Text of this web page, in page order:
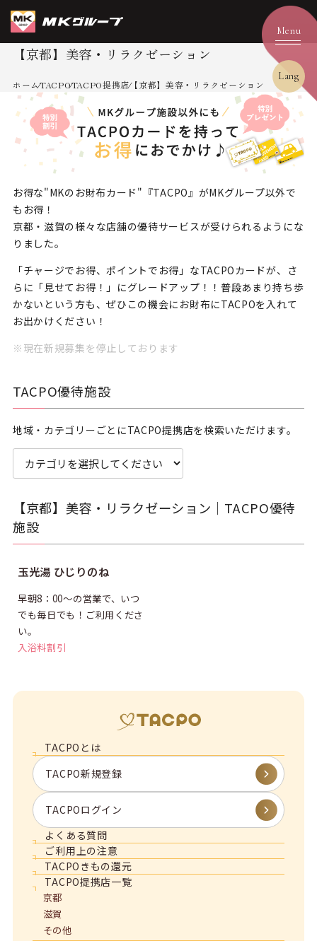
Lang
【京都】美容・リラクゼーション
ホームTACPOTACPO提携店【京都】美容・リラクゼーション
お得な"MKのお財布カード"『TACPO』がMKグループ以外で
もお得！
京都・滋賀の様々な店舗の優待サービスが受けられるようにな
りました。
「チャージでお得、ポイントでお得」なTACPOカードが、
さ
らに「見せてお得！」にグレードアップ！！ 普段あまり持ち歩
かないという方も、ぜひこの機会にお財布にTACPOを入れて
お出かけください！
※現在新規募集を停止しております
TACPO優待施設
地域・カテゴリーごとにTACPO提携店を検索いただけます。
【京都】美容・リラクゼーション｜TACPO優待
施設
割引
玉光湯 ひじりのね
早朝8：00～の営業で、いつ
でも毎日でも！ご利用くださ
い。
入浴料割引
TACPOとは
TACPO新規登録
TACPOログイン
よくある質問
ご利用上の注意
TACPOきもの還元
TACPO提携店一覧
京都
滋賀
その他